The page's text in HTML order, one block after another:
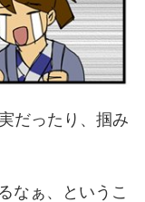
だったり、掴み
なぁ、というこ